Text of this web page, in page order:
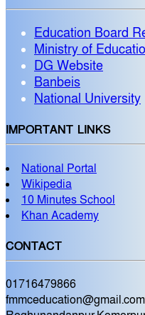
Education Board
Ministry of
DG Website
Banbeis
National University
IMPORTANT LINKS
National Portal
Wikipedia
10 Minutes School
Khan Academy
CONTACT
01716479866
fmmceducation@gmail.com